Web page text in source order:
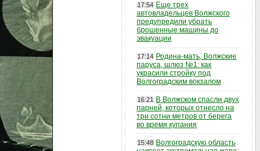
17:54 Еще трех
автовладельцев Волжского
предупредили убрать
брошенные машины до
эвакуации
17:14 Родина-мать, Волжские
паруса, шлюз №1: как
украсили стройку под
Волгоградским вокзалом
16:21
В Волжском спасли двух
парней, которых отнесло на
три сотни метров от берега
во время купания
15:48 Волгоградскую область